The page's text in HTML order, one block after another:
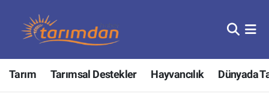
Tarım Tarımsal Destekler Hayvancılık Dünyada
Tarım
Hayvancılık
Nöbetçi Eczaneler
Hava Durumu